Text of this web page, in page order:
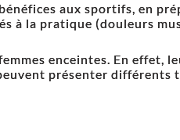
aux sportifs, en
à la pratique (douleurs
enceintes. En effet,
présenter différents